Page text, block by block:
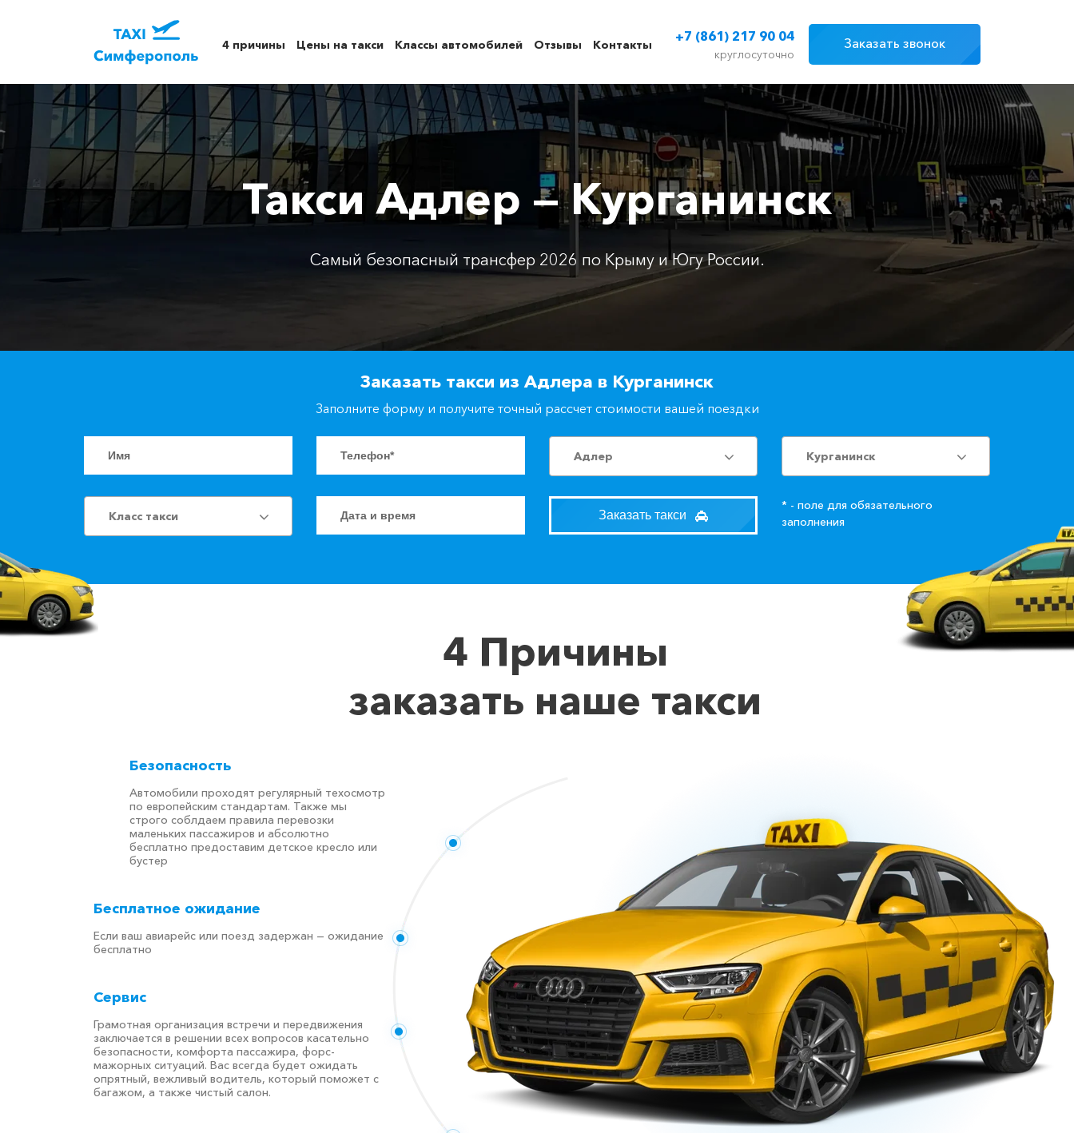
4 причины Цены на такси Классы автомобилей Отзывы Контакты
+7 (861) 217 90 04
круглосуточно
Заказать звонок
Такси Адлер — Курганинск
Самый безопасный трансфер 2026 по Крыму и Югу России.
Заказать такси из Адлера в Курганинск
Заполните форму и получите точный рассчет стоимости вашей поездки
Адлер Курганинск
Класс такси Заказать такси
* - поле для обязательного
заполнения
4 Причины
заказать наше такси
Безопасность
Автомобили проходят регулярный техосмотр
по европейским стандартам. Также мы
строго соблдаем правила перевозки
маленьких пассажиров и абсолютно
бесплатно предоставим детское кресло или
бустер
Бесплатное ожидание
Если ваш авиарейс или поезд задержан — ожидание
бесплатно
Сервис
Грамотная организация встречи и передвижения
заключается в решении всех вопросов касательно
безопасности, комфорта пассажира, форс-
мажорных ситуаций. Вас всегда будет ожидать
опрятный, вежливый водитель, который поможет с
багажом, а также чистый салон.